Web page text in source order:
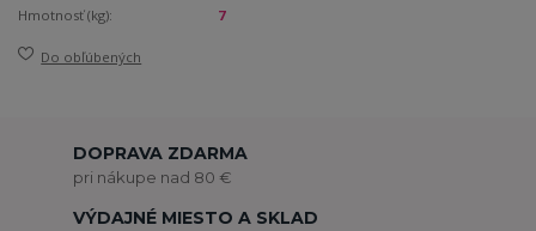
Hmotnosť (kg):
7
Do obľúbených
DOPRAVA ZDARMA
pri nákupe nad 80 €
VÝDAJNÉ MIESTO A SKLAD